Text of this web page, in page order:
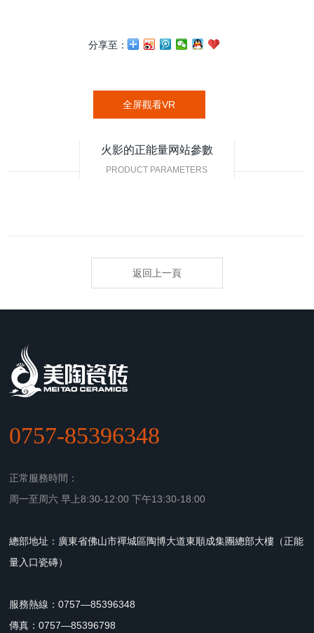
分享至：
全屏觀看VR
火影的正能量网站參數
PRODUCT PARAMETERS
返回上一頁
0757-85396348
正常服務時間：
周一至周六 早上8:30-12:00 下午13:30-18:00
總部地址：廣東省佛山市禪城區陶博大道東順成集團總部大樓（正能
量入口瓷磚）
服務熱線：0757—85396348
傳真：0757—85396798